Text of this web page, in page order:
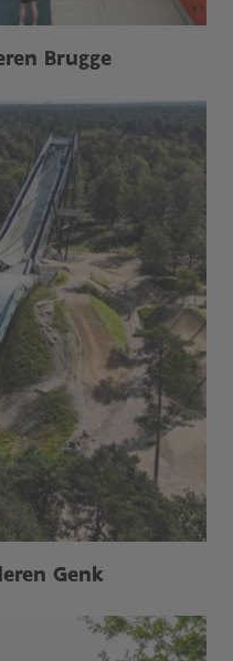
Brugge
Genk